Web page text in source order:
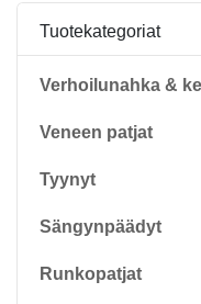
Tuotekategoriat
Verhoilunahka &
Veneen patjat
Tyynyt
Sängynpäädyt
Runkopatjat